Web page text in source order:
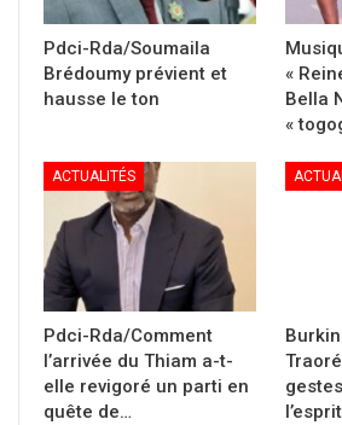
Pdci-Rda/Soumaila
Brédoumy prévient et
hausse le ton
«
Bella
«
ACTUALITÉS
Pdci-Rda/Comment
l’arrivée du Thiam a-t-
elle revigoré un parti en
quête de…